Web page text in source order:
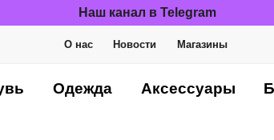
Наш канал в Telegram
О нас Новости Магазины
Одежда Аксессуары